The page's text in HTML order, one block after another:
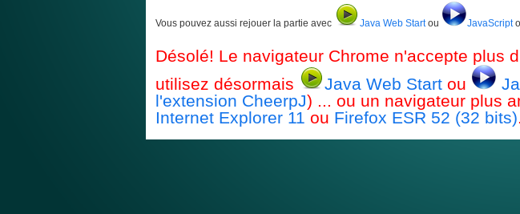
Vous pouvez aussi rejouer la partie avec Java Web Startou JavaScript
Désolé! Le navigateur Chrome n'accepte plus
utilisez désormais
Java Web Start ou
l'extension CheerpJ) ... ou un navigateur plus
Internet Explorer 11 ou Firefox ESR 52 (32 bits).